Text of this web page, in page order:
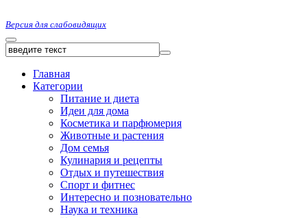
Версия для слабовидящих
Главная
Категории
Питание и диета
Идеи для дома
Косметика и парфюмерия
Животные и растения
Дом семья
Кулинария и рецепты
Отдых и путешествия
Спорт и фитнес
Интересно и позновательно
Наука и техника